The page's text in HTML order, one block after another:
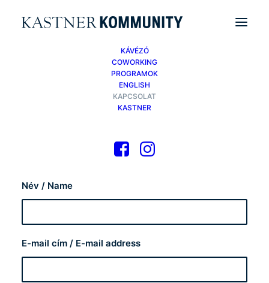
KÁVÉZÓ
COWORKING
PROGRAMOK
ENGLISH
KAPCSOLAT
KASTNER
Írj nekünk! / Contact
Név / Name
E-mail cím / E-mail address